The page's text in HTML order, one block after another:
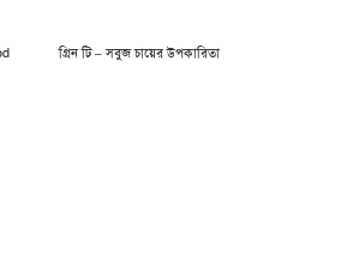
গ্রিন টি – সবুজ চায়ের উপকারিতা